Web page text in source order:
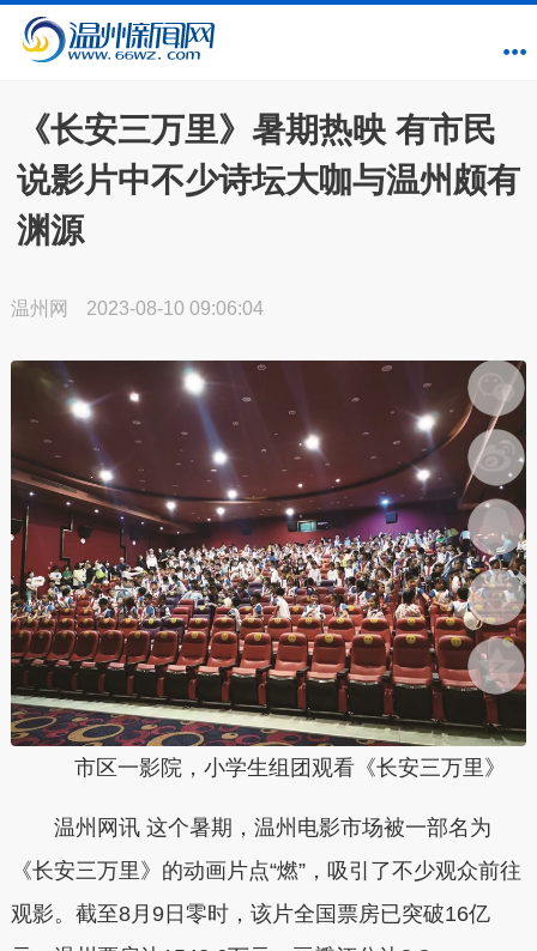
《长安三万里》暑期热映 有市民
说影片中不少诗坛大咖与温州颇有
渊源
温州网 2023-08-10 09:06:04
市区一影院，小学生组团观看《长安三万里》
温州网讯 这个暑期，温州电影市场被一部名为
《长安三万里》的动画片点“燃”，吸引了不少观众前往
观影。截至8月9日零时，该片全国票房已突破16亿